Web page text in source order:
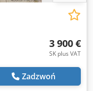
3 900 €
SK plus VAT
Zadzwoń